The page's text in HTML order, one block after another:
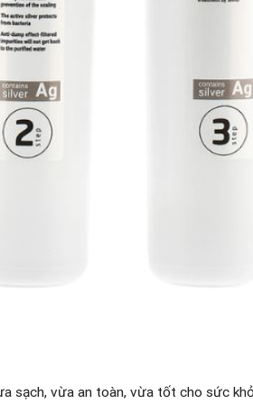
sạch, vừa an toàn, vừa tốt cho sức